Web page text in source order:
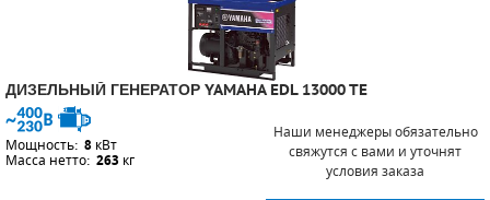
ДИЗЕЛЬНЫЙ ГЕНЕРАТОР YAMAHA EDL 13000 TE
Мощность: 8 кВт
Масса нетто: 263 кг
Наши менеджеры обязательно
свяжутся с вами и уточнят
условия заказа